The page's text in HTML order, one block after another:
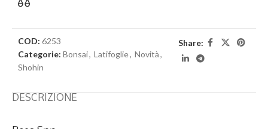
COD: 6253
Categorie: Bonsai, Latifoglie, Novità,
Shohin
Share:
DESCRIZIONE